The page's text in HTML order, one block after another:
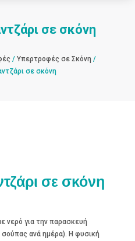
σε σκόνη
/ Υπερτροφές σε Σκόνη /
σε σκόνη
σε σκόνη
νερό για την παρασκευή
ανά ημέρα). Η φυσική